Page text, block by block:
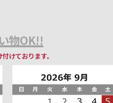
物OK!!
けております。